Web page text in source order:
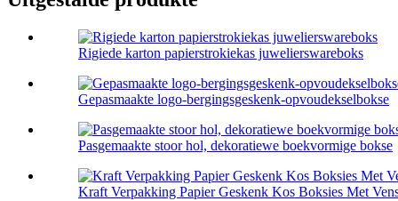
Rigiede karton papierstrokiekas juwelierswareboks
Gepasmaakte logo-bergingsgeskenk-opvoudekselbokse
Pasgemaakte stoor hol, dekoratiewe boekvormige bokse
Kraft Verpakking Papier Geskenk Kos Boksies Met